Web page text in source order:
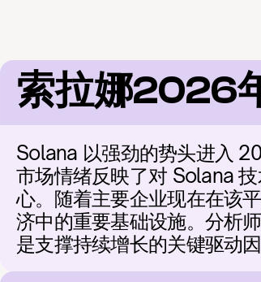
索拉娜2026
Solana 以强劲的势头进入
市场情绪反映了对 Solana
心。随着主要企业现在在该
济中的重要基础设施。分析
是支撑持续增长的关键驱动因